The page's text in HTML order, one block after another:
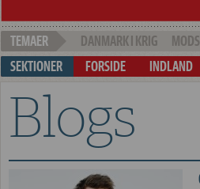
DANMARK I KRIG
FORSIDE
INDLAND
Blogs